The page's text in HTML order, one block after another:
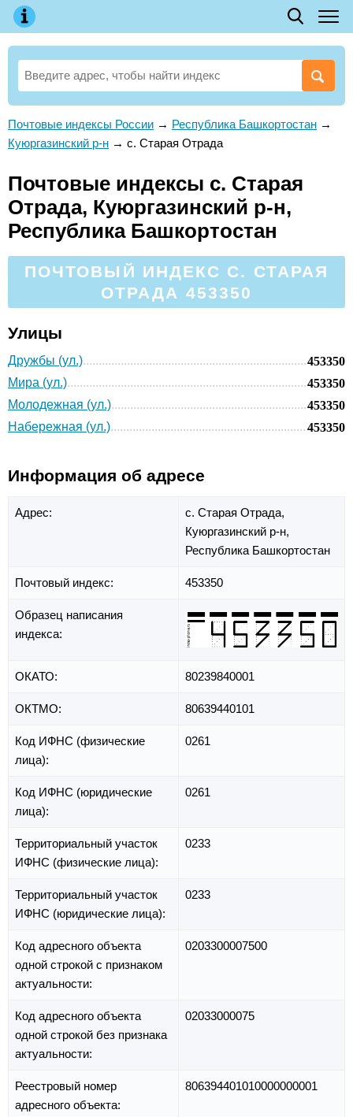
Почтовые индексы России → Республика Башкортостан →
Куюргазинский р-н → с. Старая Отрада
Почтовые индексы с. Старая
Отрада, Куюргазинский р-н,
Республика Башкортостан
ПОЧТОВЫЙ ИНДЕКС С. СТАРАЯ
ОТРАДА 453350
Улицы
Дружбы (ул.)
453350
Мира (ул.)
453350
Молодежная (ул.)
453350
Набережная (ул.)
453350
Информация об адресе
Адрес:
с. Старая Отрада,
Куюргазинский р-н,
Республика Башкортостан
Почтовый индекс: 453350
Образец написания
индекса:
ОКАТО: 80239840001
ОКТМО: 80639440101
Код ИФНС (физические
лица):
0261
Код ИФНС (юридические
лица):
0261
Территориальный участок
ИФНС (физические лица):
0233
Территориальный участок
ИФНС (юридические лица):
0233
Код адресного объекта
одной строкой с признаком
актуальности:
0203300007500
Код адресного объекта
одной строкой без признака
актуальности:
02033000075
Реестровый номер
адресного объекта:
806394401010000000001